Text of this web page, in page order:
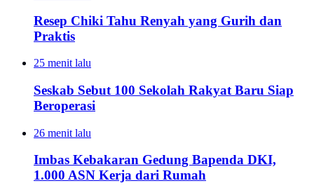
Resep Chiki Tahu Renyah yang Gurih dan
Praktis
25 menit lalu
Seskab Sebut 100 Sekolah Rakyat Baru Siap
Beroperasi
26 menit lalu
Imbas Kebakaran Gedung Bapenda DKI,
1.000 ASN Kerja dari Rumah